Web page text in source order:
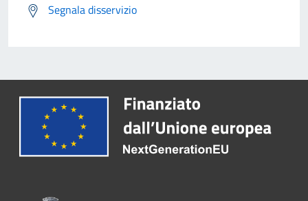
Segnala disservizio